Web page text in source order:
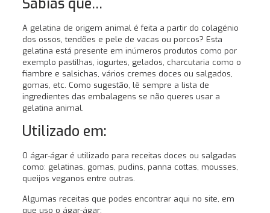
Sabias que…
A gelatina de origem animal é feita a partir do colagénio
dos ossos, tendões e pele de vacas ou porcos? Esta
gelatina está presente em inúmeros produtos como por
exemplo pastilhas, iogurtes, gelados, charcutaria como o
fiambre e salsichas, vários cremes doces ou salgados,
gomas, etc. Como sugestão, lê sempre a lista de
ingredientes das embalagens se não queres usar a
gelatina animal.
Utilizado em:
O ágar-ágar é utilizado para receitas doces ou salgadas
como: gelatinas, gomas, pudins, panna cottas, mousses,
queijos veganos entre outras.
Algumas receitas que podes encontrar aqui no site, em
que uso o ágar-ágar: